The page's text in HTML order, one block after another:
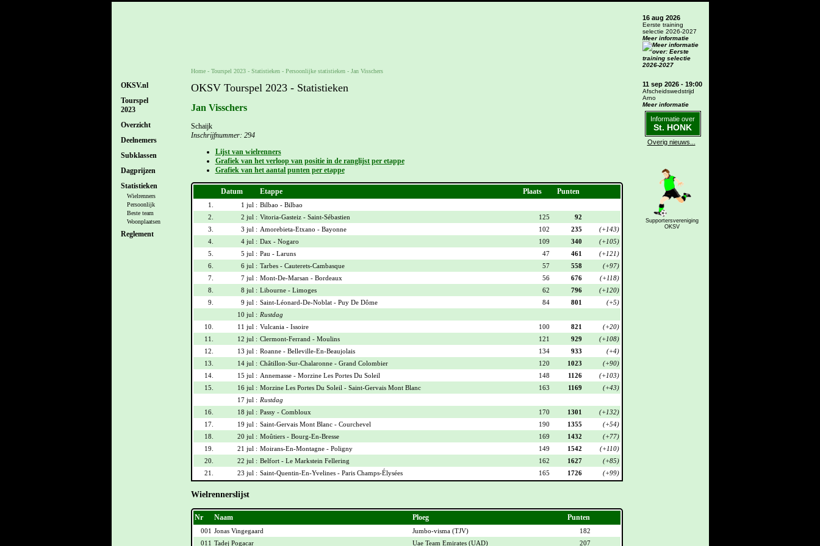
OKSV.nl
Tourspel
2023
Overzicht
Deelnemers
Subklassen
Dagprijzen
Statistieken
Wielrenners
Persoonlijk
Beste team
Woonplaatsen
Reglement
Home- Tourspel 2023- Statistieken - Persoonlijke statistieken- Jan Visschers
OKSV Tourspel 2023 - Statistieken
Jan Visschers
Schaijk
Inschrijfnummer: 294
Lijst van wielrenners
Grafiek van het verloop van positie in de ranglijst per etappe
Grafiek van het aantal punten per etappe
Datum Etappe Plaats Punten
1. 1 jul : Bilbao - Bilbao
2.
2 jul : Vitoria-Gasteiz - Saint-Sébastien 125
92
3.
3 jul : Amorebieta-Etxano - Bayonne 102 235
(+143)
4.
4 jul : Dax - Nogaro 109 340
(+105)
5.
5 jul : Pau - Laruns 47 461
(+121)
6.
6 jul : Tarbes - Cauterets-Cambasque 57 558
(+97)
7.
7 jul : Mont-De-Marsan - Bordeaux 56 676
(+118)
8.
8 jul : Libourne - Limoges 62 796
(+120)
9.
9 jul : Saint-Léonard-De-Noblat - Puy De Dôme 84 801
(+5)
10 jul : Rustdag
10.
11 jul : Vulcania - Issoire 100 821
(+20)
11.
12 jul : Clermont-Ferrand - Moulins 121 929
(+108)
12.
13 jul : Roanne - Belleville-En-Beaujolais 134 933
(+4)
13.
14 jul : Châtillon-Sur-Chalaronne - Grand Colombier 120 1023
(+90)
14.
15 jul : Annemasse - Morzine Les Portes Du Soleil 148 1126
(+103)
15.
16 jul : Morzine Les Portes Du Soleil - Saint-Gervais Mont Blanc 163 1169
(+43)
17 jul : Rustdag
16.
18 jul : Passy - Combloux 170 1301
(+132)
17.
19 jul : Saint-Gervais Mont Blanc - Courchevel 190 1355
(+54)
18.
20 jul : Moûtiers - Bourg-En-Bresse 169 1432
(+77)
19.
21 jul : Moirans-En-Montagne - Poligny 149 1542
(+110)
20.
22 jul : Belfort - Le Markstein Fellering 162 1627
(+85)
21.
23 jul : Saint-Quentin-En-Yvelines - Paris Champs-Élysées 165 1726 (+99)
Wielrennerslijst
Nr Naam Ploeg Punten
001 Jonas Vingegaard Jumbo-visma (TJV)
182
011 Tadej Pogacar Uae Team Emirates (UAD) 207
16 aug 2026
Eerste training
selectie 2026-2027
Meer informatie
11 sep 2026 - 19:00
Afscheidswedstrijd
Arno
Meer informatie
Informatie over
St. HONK
Overig nieuws...
Supportersvereniging
OKSV